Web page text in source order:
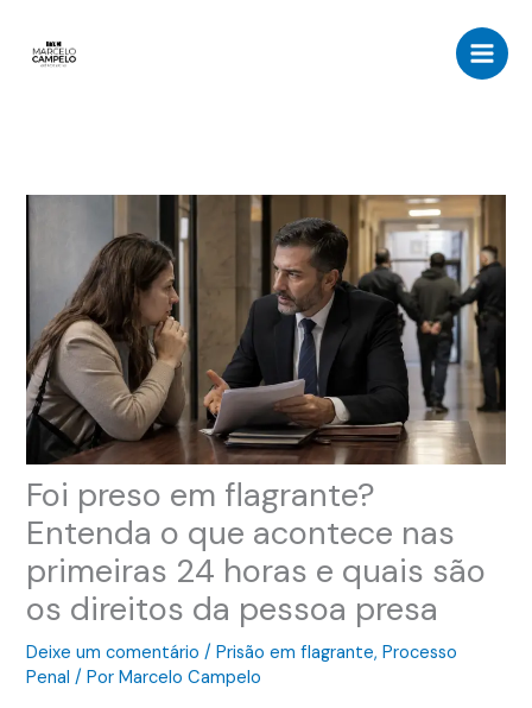
Foi preso em flagrante?
Entenda o que acontece nas
primeiras 24 horas e quais são
os direitos da pessoa presa
Deixe um comentário /Prisão em flagrante,Processo
Penal / PorMarcelo Campelo